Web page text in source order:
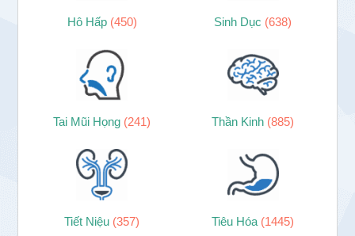
Hô Hấp (450) Sinh Dục (638)
Tai Mũi Họng (241) Thần Kinh (885)
Tiết Niệu (357) Tiêu Hóa (1445)